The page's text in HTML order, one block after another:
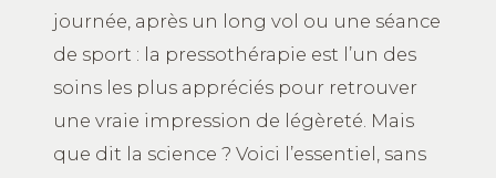
journée, après un long vol ou une séance
de sport : la pressothérapie est l’un des
soins les plus appréciés pour retrouver
une vraie impression de légèreté. Mais
que dit la science ? Voici l’essentiel, sans